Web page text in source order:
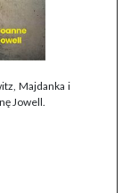
Majdanka i
Jowell.